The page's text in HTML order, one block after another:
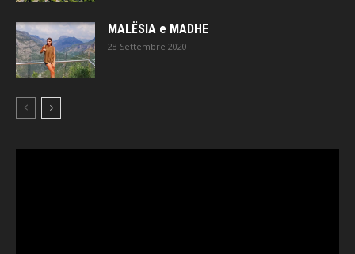
MALËSIA e MADHE
28 Settembre 2020